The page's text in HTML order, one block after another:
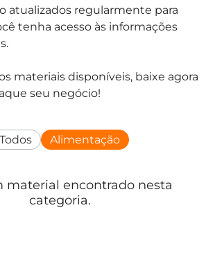
atualizados regularmente para
tenha acesso às informações
materiais disponíveis, baixe agora
seu negócio!
Todos Alimentação
material encontrado nesta
categoria.